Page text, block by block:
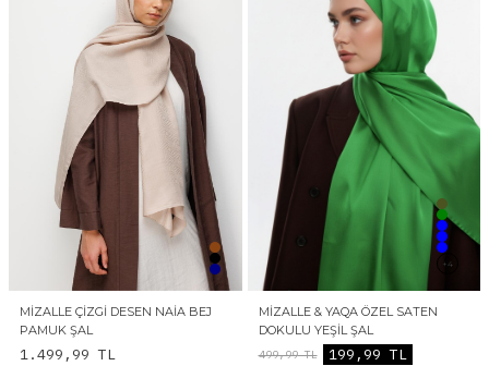
MIZALLE ÇIZGI DESEN NAIA BEJ
PAMUK ŞAL
1.499,99 TL
+4
MIZALLE & YAQA ÖZEL SATEN
DOKULU YEŞIL ŞAL
499,99TL 199,99 TL